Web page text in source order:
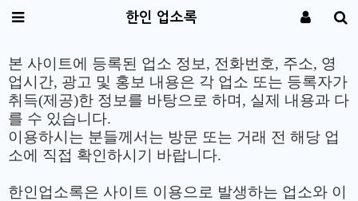
한인 업소록
본 사이트에 등록된 업소 정보, 전화번호, 주소, 영
업시간, 광고 및 홍보 내용은 각 업소 또는 등록자가
취득(제공)한 정보를 바탕으로 하며, 실제 내용과 다
를 수 있습니다.
이용하시는 분들께서는 방문 또는 거래 전 해당 업
소에 직접 확인하시기 바랍니다.
한인업소록은 사이트 이용으로 발생하는 업소와 이